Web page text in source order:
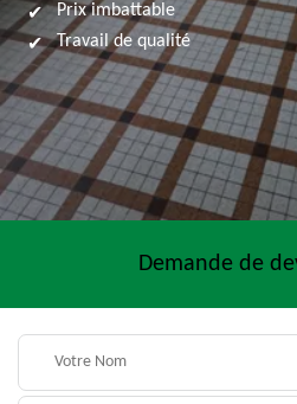
Prix imbattable
Travail de qualité
Demande de